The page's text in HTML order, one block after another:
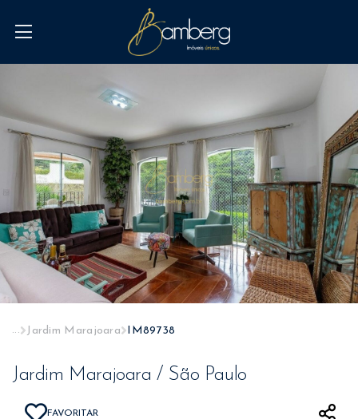
... Jardim Marajoara IM89738
Jardim Marajoara / São Paulo
FAVORITAR